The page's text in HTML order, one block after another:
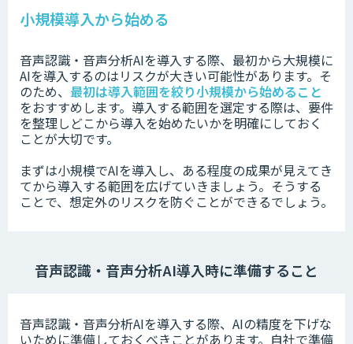
小規模導入から始める
音声認識・音声分析AIを導入する際、 最初から大規模に
AIを導入するのはリスクが大きい可能性があります。そ
のため、 最初は導入範囲を絞り小規模から始めること
をおすすめします。導入する範囲を選定する際は、要件
を整理しどこから導入を始めたいかを明確にしておく
ことが大切です。
まずは小規模でAIを導入し、ある程度の成果が見えてき
てから導入する範囲を広げていきましょう。 そうする
ことで、想定外のリスクを防ぐことができるでしょう。
音声認識・音声分析AI導入時に準備すること
音声認識・音声分析AIを導入する際、AIの精度を下げな
いために準備しておくべきことがあります。 自社で準備